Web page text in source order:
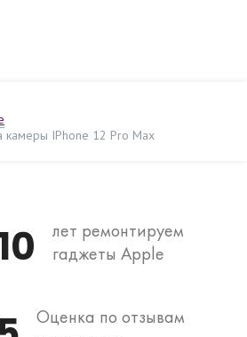
камеры IPhone 12 Pro Max
лет ремонтируем
гаджеты Apple
Оценка по отзывам